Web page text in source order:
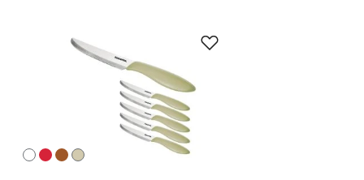
Preparazione degli alimenti
Cucinare